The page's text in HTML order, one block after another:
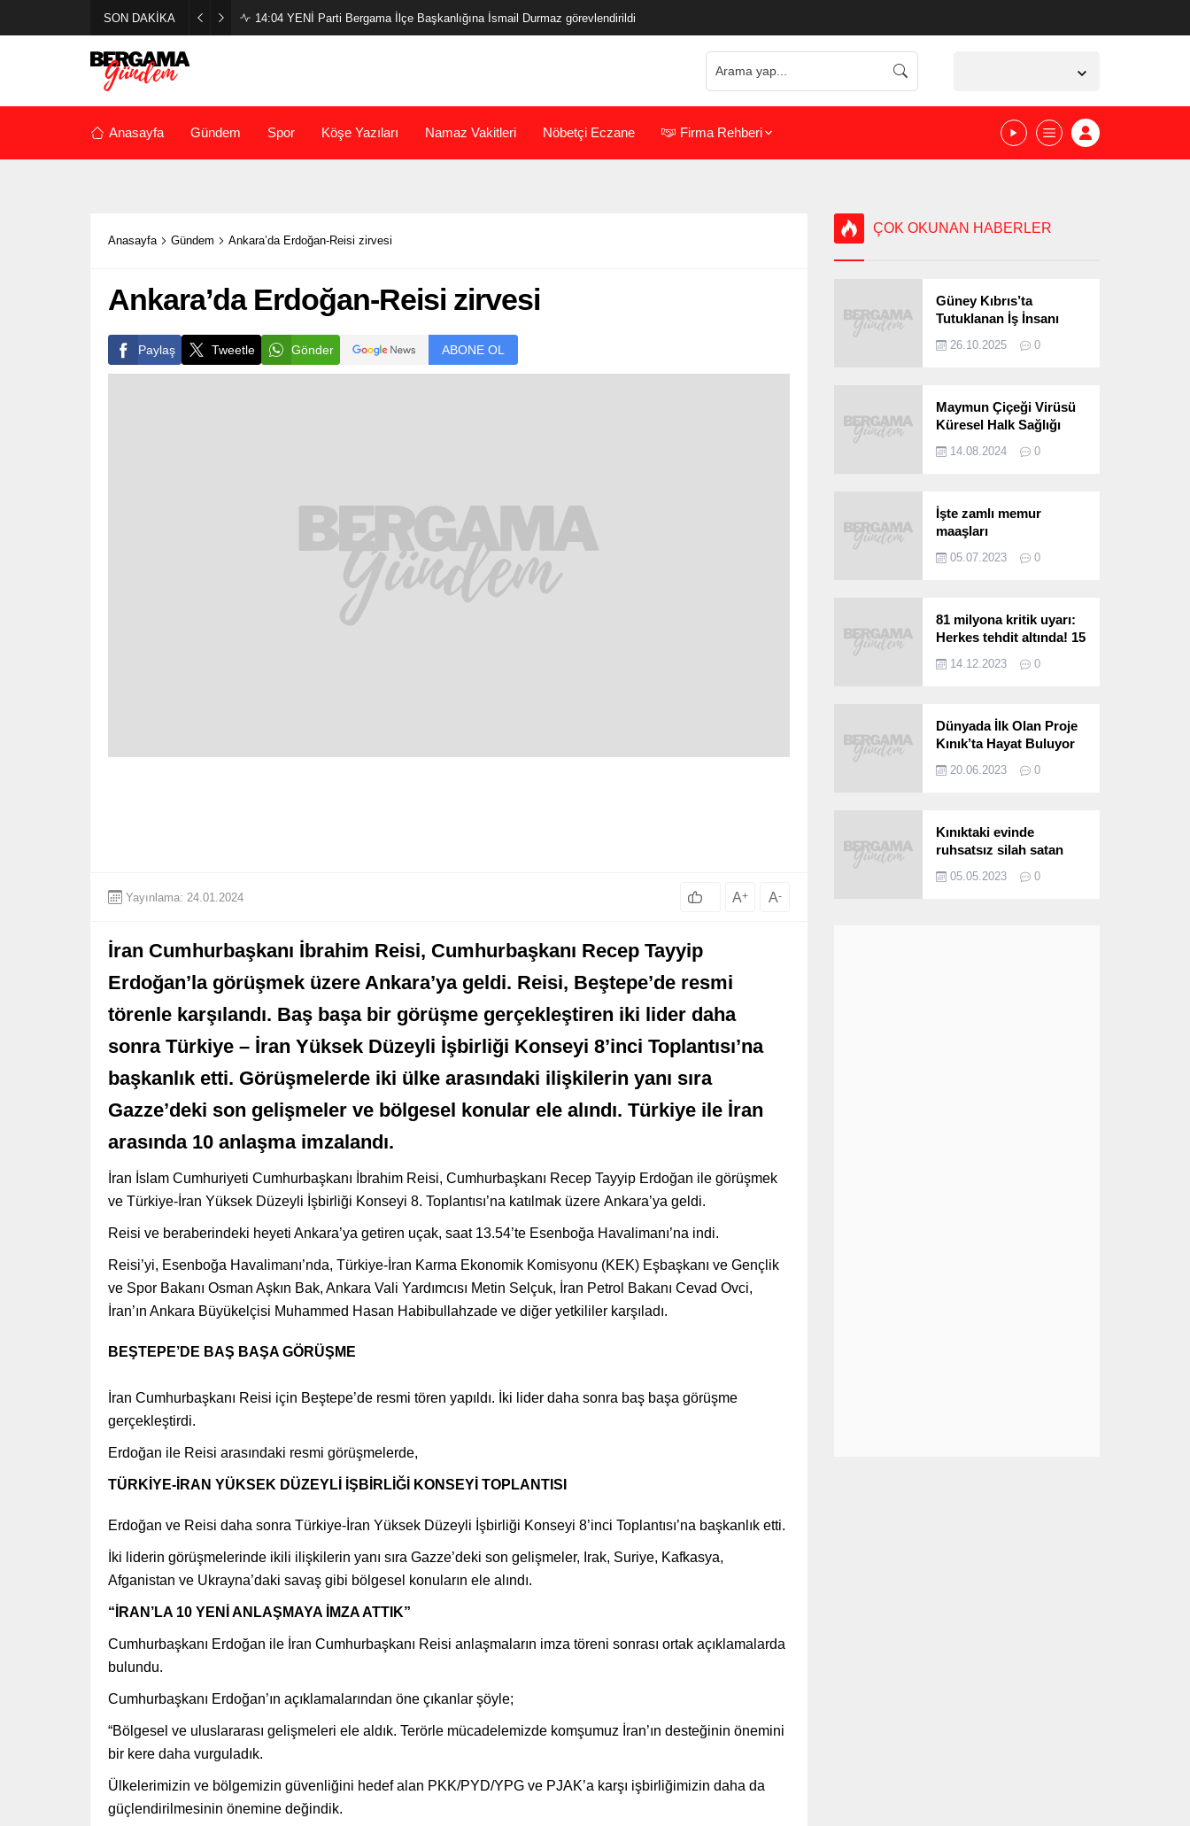
SON DAKİKA 14:04 YENİ Parti Bergama İlçe Başkanlığına İsmail Durmaz görevlendirildi
Anasayfa Gündem Spor Köşe Yazıları Namaz Vakitleri Nöbetçi Eczane Firma Rehberi
Anasayfa Gündem Ankara’da Erdoğan-Reisi zirvesi
Ankara’da Erdoğan-Reisi zirvesi
Paylaş Tweetle Gönder ABONE OL
Yayınlama: 24.01.2024 A+ A-
İran Cumhurbaşkanı İbrahim Reisi, Cumhurbaşkanı Recep Tayyip
Erdoğan’la görüşmek üzere Ankara’ya geldi. Reisi, Beştepe’de resmi
törenle karşılandı. Baş başa bir görüşme gerçekleştiren iki lider daha
sonra Türkiye – İran Yüksek Düzeyli İşbirliği Konseyi 8’inci Toplantısı’na
başkanlık etti. Görüşmelerde iki ülke arasındaki ilişkilerin yanı sıra
Gazze’deki son gelişmeler ve bölgesel konular ele alındı. Türkiye ile İran
arasında 10 anlaşma imzalandı.
İran İslam Cumhuriyeti Cumhurbaşkanı İbrahim Reisi, Cumhurbaşkanı Recep Tayyip Erdoğan ile görüşmek
ve Türkiye-İran Yüksek Düzeyli İşbirliği Konseyi 8. Toplantısı’na katılmak üzere Ankara’ya geldi.
Reisi ve beraberindeki heyeti Ankara’ya getiren uçak, saat 13.54’te Esenboğa Havalimanı’na indi.
Reisi’yi, Esenboğa Havalimanı’nda, Türkiye-İran Karma Ekonomik Komisyonu (KEK) Eşbaşkanı ve Gençlik
ve Spor Bakanı Osman Aşkın Bak, Ankara Vali Yardımcısı Metin Selçuk, İran Petrol Bakanı Cevad Ovci,
İran’ın Ankara Büyükelçisi Muhammed Hasan Habibullahzade ve diğer yetkililer karşıladı.
BEŞTEPE’DE BAŞ BAŞA GÖRÜŞME
İran Cumhurbaşkanı Reisi için Beştepe’de resmi tören yapıldı. İki lider daha sonra baş başa görüşme
gerçekleştirdi.
Erdoğan ile Reisi arasındaki resmi görüşmelerde,
TÜRKİYE-İRAN YÜKSEK DÜZEYLİ İŞBİRLİĞİ KONSEYİ TOPLANTISI
Erdoğan ve Reisi daha sonra Türkiye-İran Yüksek Düzeyli İşbirliği Konseyi 8’inci Toplantısı’na başkanlık etti.
İki liderin görüşmelerinde ikili ilişkilerin yanı sıra Gazze’deki son gelişmeler, Irak, Suriye, Kafkasya,
Afganistan ve Ukrayna’daki savaş gibi bölgesel konuların ele alındı.
“İRAN’LA 10 YENİ ANLAŞMAYA İMZA ATTIK”
Cumhurbaşkanı Erdoğan ile İran Cumhurbaşkanı Reisi anlaşmaların imza töreni sonrası ortak açıklamalarda
bulundu.
Cumhurbaşkanı Erdoğan’ın açıklamalarından öne çıkanlar şöyle;
“Bölgesel ve uluslararası gelişmeleri ele aldık. Terörle mücadelemizde komşumuz İran’ın desteğinin önemini
bir kere daha vurguladık.
Ülkelerimizin ve bölgemizin güvenliğini hedef alan PKK/PYD/YPG ve PJAK’a karşı işbirliğimizin daha da
güçlendirilmesinin önemine değindik.
ÇOK OKUNAN HABERLER
Güney Kıbrıs’ta
Tutuklanan İş İnsanı
26.10.2025 0
Maymun Çiçeği Virüsü
Küresel Halk Sağlığı
Edildi
14.08.2024 0
İşte zamlı memur
maaşları
05.07.2023 0
81 milyona kritik uyarı:
Herkes tehdit altında! 15
kat hızlı yayılıyor…
14.12.2023 0
Dünyada İlk Olan Proje
Kınık’ta Hayat Buluyor
20.06.2023 0
Kınıktaki evinde
ruhsatsız silah satan
05.05.2023 0